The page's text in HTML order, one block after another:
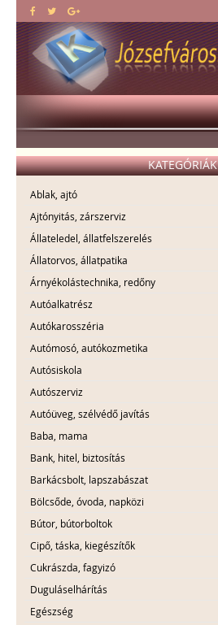
KATEGÓRIÁK
Ablak, ajtó
Ajtónyitás, zárszerviz
Állateledel, állatfelszerelés
Állatorvos, állatpatika
Árnyékolástechnika, redőny
Autóalkatrész
Autókarosszéria
Autómosó, autókozmetika
Autósiskola
Autószerviz
Autóüveg, szélvédő javítás
Baba, mama
Bank, hitel, biztosítás
Barkácsbolt, lapszabászat
Bölcsőde, óvoda, napközi
Bútor, bútorboltok
Cipő, táska, kiegészítők
Cukrászda, fagyizó
Duguláselhárítás
Egészség